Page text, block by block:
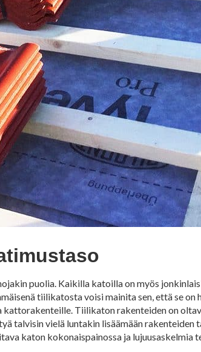
puolia. Kaikilla katoilla on myös
tiilikatosta voisi mainita sen, että se
Tiilikaton rakenteiden on
talvisin vielä luntakin lisäämään rakenteiden
katon kokonaispainossa ja lujuusaskelmia